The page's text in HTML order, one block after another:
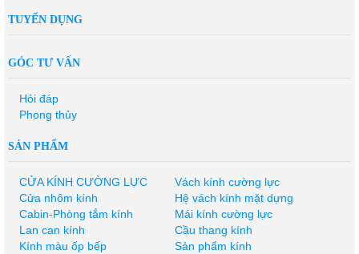
TUYỂN DỤNG
GÓC TƯ VẤN
Hỏi đáp
Phong thủy
SẢN PHẨM
CỬA KÍNH CƯỜNG LỰC
Vách kính cường lực
Cửa nhôm kính
Hệ vách kính mặt dựng
Cabin-Phòng tắm kính
Mái kính cường lực
Lan can kính
Cầu thang kính
Kính màu ốp bếp
Sản phẩm kính